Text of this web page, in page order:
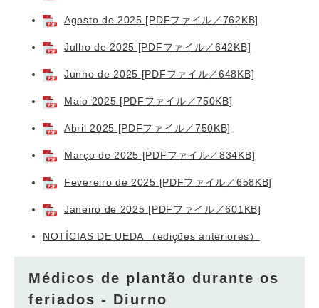
Agosto de 2025 [PDFファイル／762KB]
Julho de 2025 [PDFファイル／642KB]
Junho de 2025 [PDFファイル／648KB]
Maio 2025 [PDFファイル／750KB]
Abril 2025 [PDFファイル／750KB]
Março de 2025 [PDFファイル／834KB]
Fevereiro de 2025 [PDFファイル／658KB]
Janeiro de 2025 [PDFファイル／601KB]
NOTÍCIAS DE UEDA （edições anteriores）
Médicos de plantão durante os
feriados - Diurno